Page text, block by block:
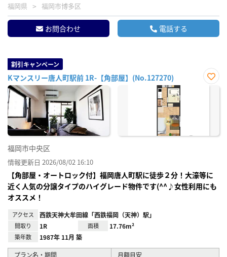
福岡県 福岡市博多区
お問合わせ 電話する
割引キャンペーン
Kマンスリー唐人町駅前 1R-【角部屋】(No.127270)
お気
福岡市中央区
情報更新日 2026/08/02 16:10
【角部屋・オートロック付】福岡唐人町駅に徒歩２分！大濠等に
近く人気の分譲タイプのハイグレード物件です(^^♪女性利用にも
オススメ！
アクセス 西鉄天神大牟田線「西鉄福岡（天神）駅」
間取り 1R 面積 17.76m²
築年数 1987年 11月 築
プラン名・期間 月額目安